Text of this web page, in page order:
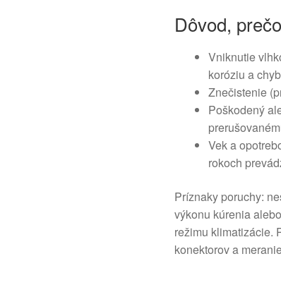
Dôvod,
Vniknutie
koróziu a
Znečistenie
Poškodený
Vek a
rokoch
Príznaky poruchy:
výkonu kúrenia
režimu klimatizácie.
konektorov a